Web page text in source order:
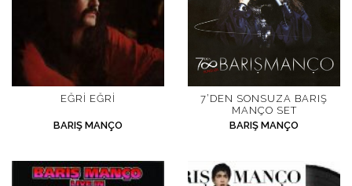
EĞRI EĞRI
BARIŞ MANÇO
7’DEN SONSUZA BARIŞ
MANÇO SET
BARIŞ MANÇO